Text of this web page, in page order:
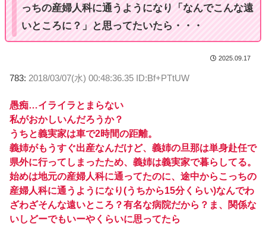
っちの産婦人科に通うようになり「なんでこんな遠
いところに？」と思ってたいたら・・・
2025.09.17
783: 2018/03/07(水) 00:48:36.35 ID:Bf+PTtUW
愚痴…イライラとまらない
私がおかしいんだろうか？
うちと義実家は車で2時間の距離。
義姉がもうすぐ出産なんだけど、義姉の旦那は単身赴任で
県外に行ってしまったため、義姉は義実家で暮らしてる。
始めは地元の産婦人科に通ってたのに、途中からこっちの
産婦人科に通うようになり(うちから15分くらい)なんでわ
ざわざそんな遠いところ？有名な病院だから？ま、関係な
いしどーでもいーやくらいに思ってたら